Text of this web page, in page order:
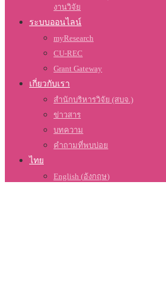
งานวิจัย
ระบบออนไลน์
myResearch
CU-REC
Grant Gateway
เกี่ยวกับเรา
สำนักบริหารวิจัย (สบจ.)
ข่าวสาร
บทความ
คำถามที่พบบ่อย
ไทย
English (อังกฤษ)